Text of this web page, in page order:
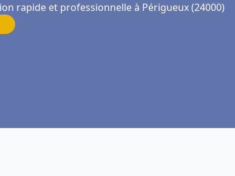
rapide et professionnelle à Périgueux (24000)